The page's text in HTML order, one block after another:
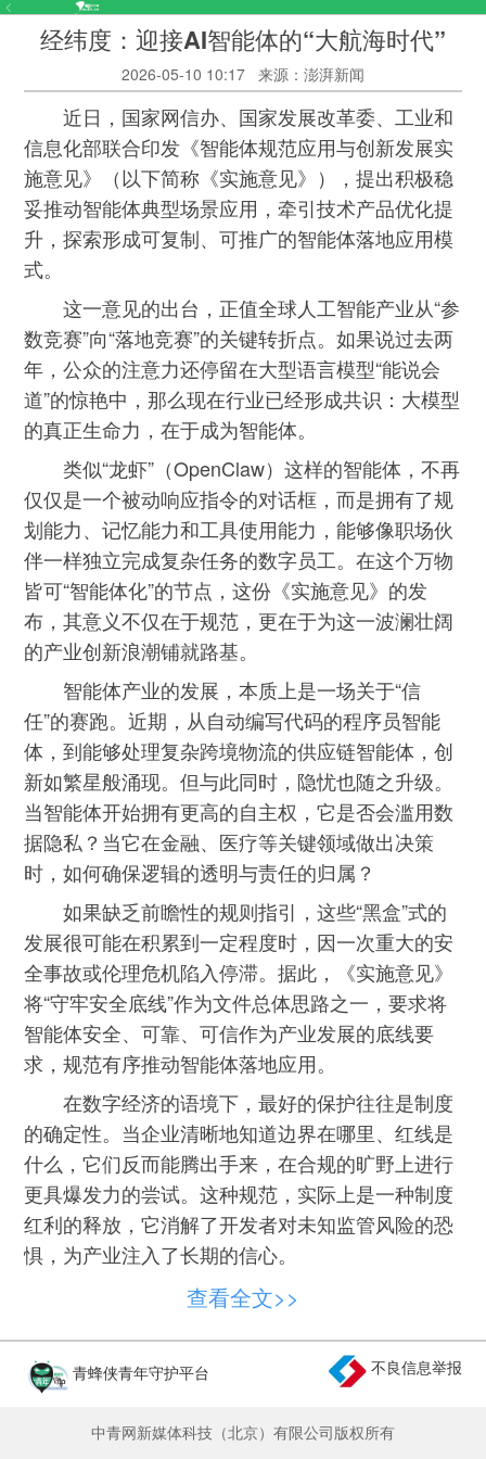
经纬度：迎接AI智能体的“大航海时代”
2026-05-10 10:17 来源：澎湃新闻
近日，国家网信办、国家发展改革委、工业和
信息化部联合印发《智能体规范应用与创新发展实
施意见》（以下简称《实施意见》），提出积极稳
妥推动智能体典型场景应用，牵引技术产品优化提
升，探索形成可复制、可推广的智能体落地应用模
式。
这一意见的出台，正值全球人工智能产业从“参
数竞赛”向“落地竞赛”的关键转折点。如果说过去两
年，公众的注意力还停留在大型语言模型“能说会
道”的惊艳中，那么现在行业已经形成共识：大模型
的真正生命力，在于成为智能体。
类似“龙虾”（OpenClaw）这样的智能体，不再
仅仅是一个被动响应指令的对话框，而是拥有了规
划能力、记忆能力和工具使用能力，能够像职场伙
伴一样独立完成复杂任务的数字员工。在这个万物
皆可“智能体化”的节点，这份《实施意见》的发
布，其意义不仅在于规范，更在于为这一波澜壮阔
的产业创新浪潮铺就路基。
智能体产业的发展，本质上是一场关于“信
任”的赛跑。近期，从自动编写代码的程序员智能
体，到能够处理复杂跨境物流的供应链智能体，创
新如繁星般涌现。但与此同时，隐忧也随之升级。
当智能体开始拥有更高的自主权，它是否会滥用数
据隐私？当它在金融、医疗等关键领域做出决策
时，如何确保逻辑的透明与责任的归属？
如果缺乏前瞻性的规则指引，这些“黑盒”式的
发展很可能在积累到一定程度时，因一次重大的安
全事故或伦理危机陷入停滞。据此，《实施意见》
将“守牢安全底线”作为文件总体思路之一，要求将
智能体安全、可靠、可信作为产业发展的底线要
求，规范有序推动智能体落地应用。
在数字经济的语境下，最好的保护往往是制度
的确定性。当企业清晰地知道边界在哪里、红线是
什么，它们反而能腾出手来，在合规的旷野上进行
更具爆发力的尝试。这种规范，实际上是一种制度
红利的释放，它消解了开发者对未知监管风险的恐
惧，为产业注入了长期的信心。
更深一步看，智能体的发展绝非单纯的技术迭
见》中提到的“夯实发展基础”，直指目前产业的痛
点。
智能体需要高质量的数据来“喂养”，需要标准
查看全文>>
青蜂侠青年守护平台 不良信息举报
中青网新媒体科技（北京）有限公司版权所有